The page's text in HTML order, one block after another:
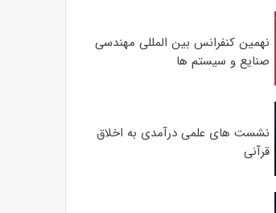
نهمین کنفرانس بین المللی مهندسی
صنایع و سیستم­ ها
نشست های علمی درآمدی به اخلاق
قرآنی